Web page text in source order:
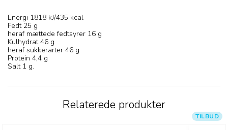
Energi 1818 kJ/435 kcal
Fedt 25 g
heraf mættede fedtsyrer 16 g
Kulhydrat 46 g
heraf sukkerarter 46 g
Protein 4,4 g
Salt 1 g.
Relaterede produkter
TILBUD